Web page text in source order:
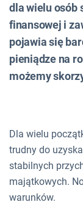
dla wielu osób
finansowej i
pojawia się
pieniądze na
możemy
Dla wielu
trudny do
stabilnych
majątkowych.
warunków.